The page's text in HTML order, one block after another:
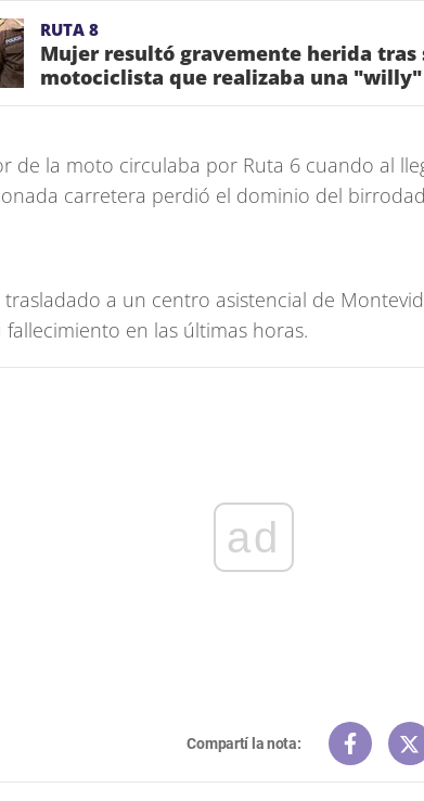
RUTA 8
Mujer resultó gravemente herida tras
motociclista que realizaba una "willy"
de la moto circulaba por Ruta 6 cuando al
carretera perdió el dominio del
trasladado a un centro asistencial de
fallecimiento en las últimas horas.
ad
Compartí la nota: